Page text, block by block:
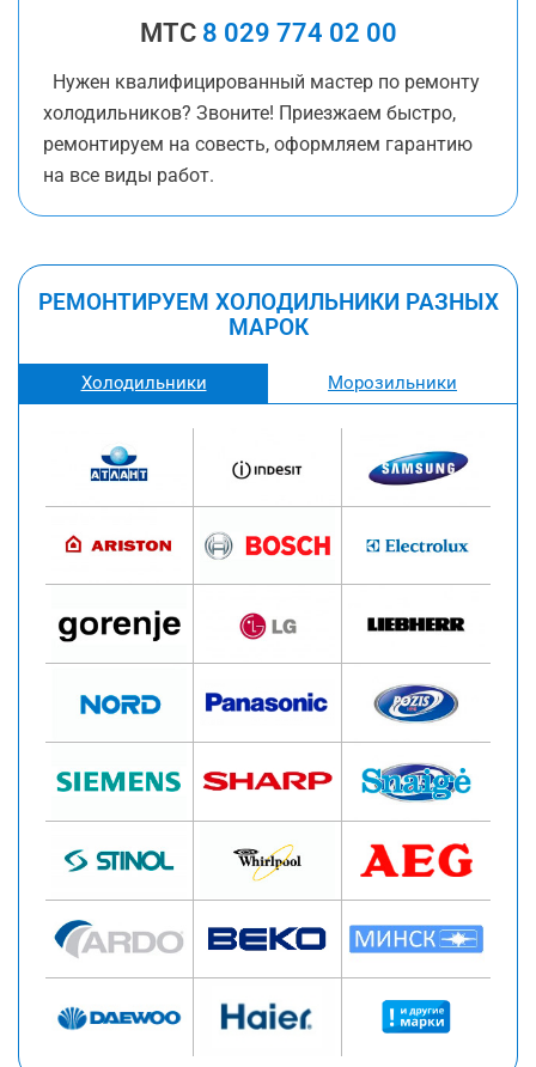
МТС 8 029 774 02 00
Нужен квалифицированный мастер по ремонту
холодильников? Звоните! Приезжаем быстро,
ремонтируем на совесть, оформляем гарантию
на все виды работ.
РЕМОНТИРУЕМ ХОЛОДИЛЬНИКИ РАЗНЫХ
МАРОК
Холодильники Морозильники